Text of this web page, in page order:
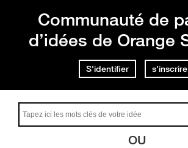
Communauté de
d’idées de Orange
S'identifier s'inscrire
OU